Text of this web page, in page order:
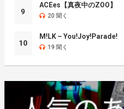
9
ACEes【真夜中のZOO】
20 聞く
10
M!LK – You!Joy!Parade!
19 聞く